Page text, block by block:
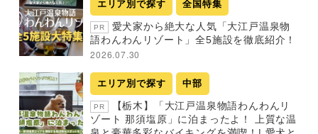
エリア別で探す 全国特集
PR
愛犬家から絶大な人気「大江戸温泉物
語わんわんリゾート」全5施設を徹底紹介！
2026.07.30
エリア別で探す 中部
PR
【栃木】「大江戸温泉物語わんわんリ
ゾート 那須塩原」に泊まったよ！ 上質な温